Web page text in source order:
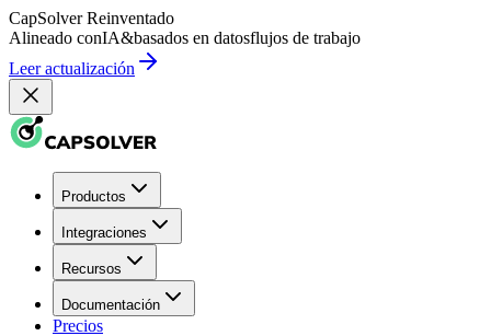
CapSolver Reinventado
Alineado conIA&basados en datosflujos de trabajo
Leer actualización
Productos
Integraciones
Recursos
Documentación
Precios